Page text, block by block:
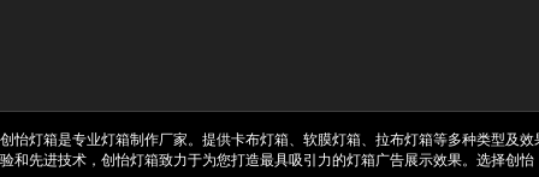
创怡灯箱是专业灯箱制作厂家。提供卡布灯箱、软膜灯箱、拉布灯箱等多种类型及
验和先进技术，创怡灯箱致力于为您打造最具吸引力的灯箱广告展示效果。选择创怡